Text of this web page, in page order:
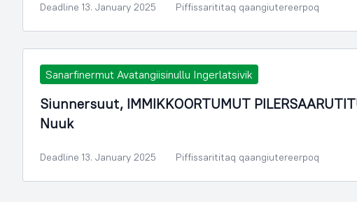
Deadline 13. January 2025 Piffissarititaq qaangiutereerpoq
Sanarfinermut Avatangiisinullu Ingerlatsivik
Siunnersuut, IMMIKKOORTUMUT
Nuuk
Deadline 13. January 2025 Piffissarititaq qaangiutereerpoq